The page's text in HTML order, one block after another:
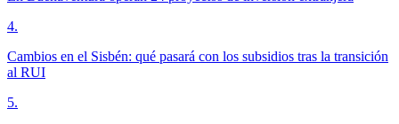
4.
Cambios en el Sisbén: qué pasará con los subsidios tras la transición
al RUI
5.